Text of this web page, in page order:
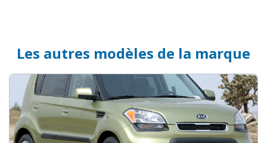
Les autres modèles de la marque